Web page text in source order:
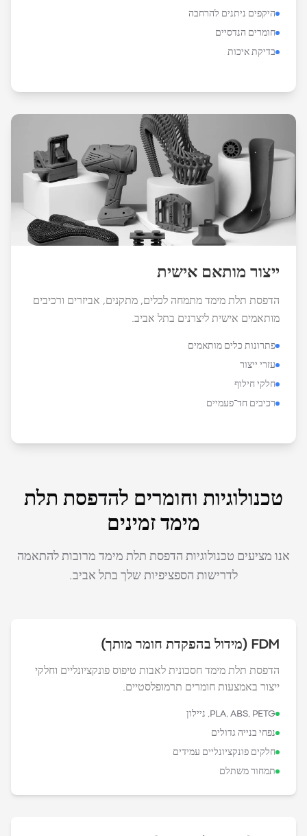
היקפים ניתנים להרחבה
חומרים הנדסיים
בדיקת איכות
ייצור מותאם אישית
הדפסת תלת מימד מתמחה לכלים, מתקנים, אביזרים ורכיבים
מותאמים אישית ליצרנים בתל אביב.
פתרונות כלים מותאמים
עזרי ייצור
חלקי חילוף
רכיבים חד־פעמיים
טכנולוגיות וחומרים להדפסת תלת
מימד זמינים
אנו מציעים טכנולוגיות הדפסת תלת מימד מרובות להתאמה
לדרישות הספציפיות שלך בתל אביב.
FDM (מידול בהפקדת חומר מותך)
הדפסת תלת מימד חסכונית לאבות טיפוס פונקציונליים וחלקי
ייצור באמצעות חומרים תרמופלסטיים.
PLA, ABS, PETG, ניילון
נפחי בנייה גדולים
חלקים פונקציונליים עמידים
תמחור משתלם